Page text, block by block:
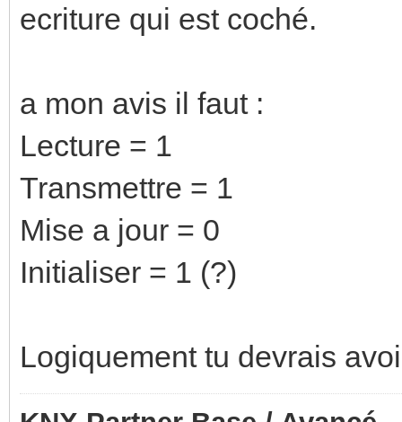
ecriture qui est coché.
a mon avis il faut :
Lecture = 1
Transmettre = 1
Mise a jour = 0
Initialiser = 1 (?)
Logiquement tu devrais